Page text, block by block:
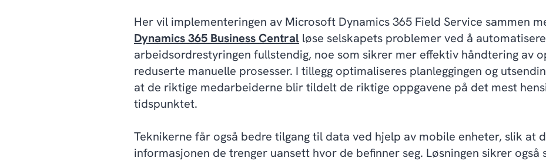
Her vil implementeringen av Microsoft Dynamics 365 Field Service sammen
Dynamics 365 Business Central løse selskapets problemer ved å automatisere
arbeidsordrestyringen fullstendig, noe som sikrer mer effektiv håndtering av
reduserte manuelle prosesser. I tillegg optimaliseres planleggingen og
at de riktige medarbeiderne blir tildelt de riktige oppgavene på det mest
tidspunktet.
Teknikerne får også bedre tilgang til data ved hjelp av mobile enheter, slik at
informasjonen de trenger uansett hvor de befinner seg. Løsningen sikrer også